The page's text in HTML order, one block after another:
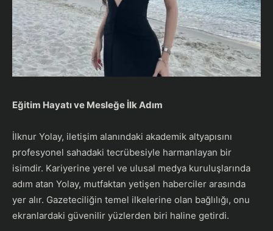
Eğitim Hayatı ve Mesleğe İlk Adım
İlknur Yolay, iletişim alanındaki akademik altyapısını
profesyonel sahadaki tecrübesiyle harmanlayan bir
isimdir. Kariyerine yerel ve ulusal medya kuruluşlarında
adım atan Yolay, mutfaktan yetişen haberciler arasında
yer alır. Gazeteciliğin temel ilkelerine olan bağlılığı, onu
ekranlardaki güvenilir yüzlerden biri haline getirdi.